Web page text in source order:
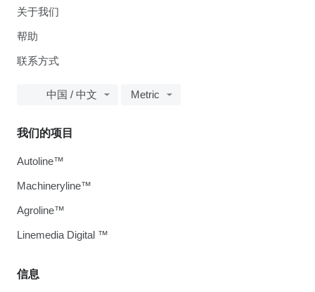
关于我们
帮助
联系方式
中国 / 中文 Metric
信息
我们的项目
Autoline™
Machineryline™
Agroline™
Linemedia Digital ™